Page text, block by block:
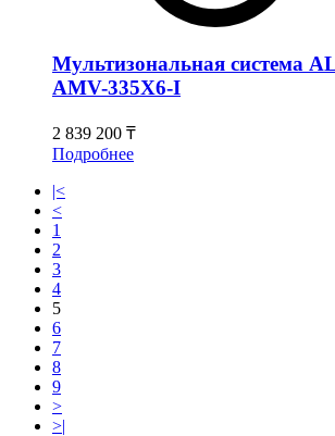
Мультизональная система
АMV-335Х6-I
2 839 200 ₸
Подробнее
|<
<
1
2
3
4
5
6
7
8
9
>
>|